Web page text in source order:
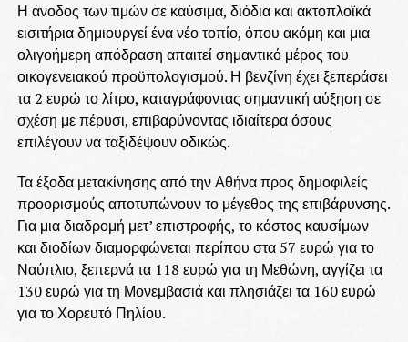
Η άνοδος των τιμών σε καύσιμα, διόδια και ακτοπλοϊκά
εισιτήρια δημιουργεί ένα νέο τοπίο, όπου ακόμη και μια
ολιγοήμερη απόδραση απαιτεί σημαντικό μέρος του
οικογενειακού προϋπολογισμού. Η βενζίνη έχει ξεπεράσει
τα 2 ευρώ το λίτρο, καταγράφοντας σημαντική αύξηση σε
σχέση με πέρυσι, επιβαρύνοντας ιδιαίτερα όσους
επιλέγουν να ταξιδέψουν οδικώς.
Τα έξοδα μετακίνησης από την Αθήνα προς δημοφιλείς
προορισμούς αποτυπώνουν το μέγεθος της επιβάρυνσης.
Για μια διαδρομή μετ’ επιστροφής, το κόστος καυσίμων
και διοδίων διαμορφώνεται περίπου στα 57 ευρώ για το
Ναύπλιο, ξεπερνά τα 118 ευρώ για τη Μεθώνη, αγγίζει τα
130 ευρώ για τη Μονεμβασιά και πλησιάζει τα 160 ευρώ
για το Χορευτό Πηλίου.